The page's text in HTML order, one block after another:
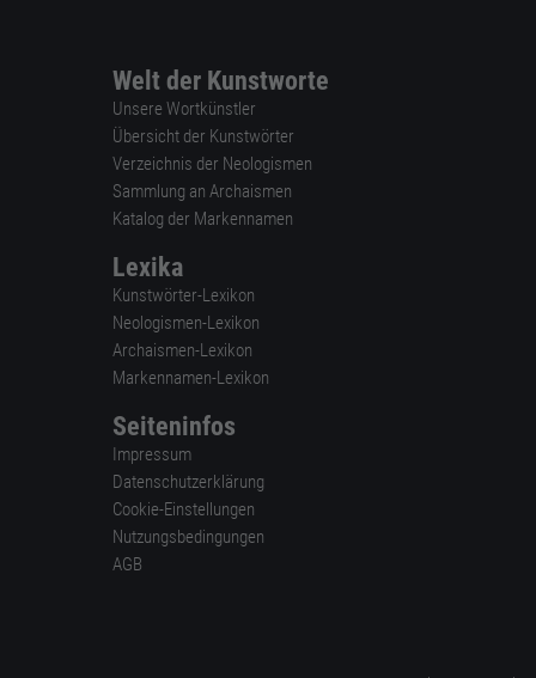
Welt der Kunstworte
Unsere Wortkünstler
Übersicht der Kunstwörter
Verzeichnis der Neologismen
Sammlung an Archaismen
Katalog der Markennamen
Lexika
Kunstwörter-Lexikon
Neologismen-Lexikon
Archaismen-Lexikon
Markennamen-Lexikon
Seiteninfos
Impressum
Datenschutzerklärung
Cookie-Einstellungen
Nutzungsbedingungen
AGB